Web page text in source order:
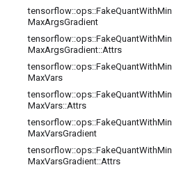
tensorflow::ops::FakeQuantWithMin
MaxArgsGradient
tensorflow::ops::FakeQuantWithMin
MaxArgsGradient::Attrs
tensorflow::ops::FakeQuantWithMin
MaxVars
tensorflow::ops::FakeQuantWithMin
MaxVars::Attrs
tensorflow::ops::FakeQuantWithMin
MaxVarsGradient
tensorflow::ops::FakeQuantWithMin
MaxVarsGradient::Attrs